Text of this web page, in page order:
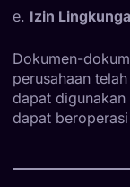
e. Izin
Dokumen-
perusahaan
dapat
dapat